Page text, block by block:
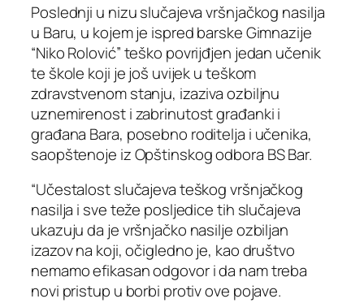
Poslednji u nizu slučajeva vršnjačkog nasilja
u Baru, u kojem je ispred barske Gimnazije
“Niko Rolović” teško povrijđjen jedan učenik
te škole koji je još uvijek u teškom
zdravstvenom stanju, izaziva ozbiljnu
uznemirenost i zabrinutost građanki i
građana Bara, posebno roditelja i učenika,
saopštenoje iz Opštinskog odbora BS Bar.
“Učestalost slučajeva teškog vršnjačkog
nasilja i sve teže posljedice tih slučajeva
ukazuju da je vršnjačko nasilje ozbiljan
izazov na koji, očigledno je, kao društvo
nemamo efikasan odgovor i da nam treba
novi pristup u borbi protiv ove pojave.